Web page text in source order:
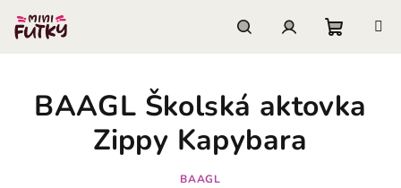
obsah
košík
BAAGL Školská aktovka
Zippy Kapybara
BAAGL